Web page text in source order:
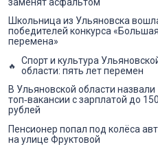
Школьница из Ульяновска
победителей конкурса «Большая
перемена»
Спорт и культура
области: пять лет перемен
В Ульяновской области назвали
топ‑вакансии с зарплатой до
рублей
Пенсионер попал под колёса
на улице Фруктовой